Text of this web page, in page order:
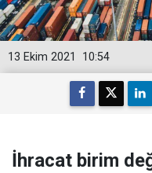
10:54
13 Ekim 2021
İhracat birim